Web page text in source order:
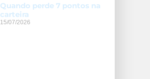
Quando perde 7 pontos na
carteira
15/07/2026